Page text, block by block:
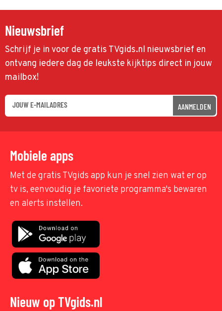
Nieuwsbrief
Schrijf je in voor de gratis TVgids.nl nieuwsbrief en
ontvang iedere dag de leukste kijktips direct in jouw
mailbox!
AANMELDEN
Mobiele apps
Met de gratis TVgids app kun je snel zien wat er op
tv is, eenvoudig je favoriete programma's bewaren
en alerts instellen.
Nieuw op TVgids.nl